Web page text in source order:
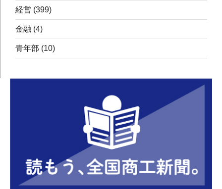
経営 (399)
金融 (4)
青年部 (10)